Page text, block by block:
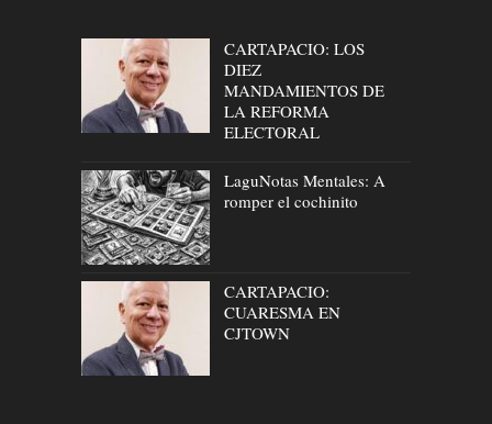
CARTAPACIO: LOS
DIEZ
MANDAMIENTOS DE
LA REFORMA
ELECTORAL
LaguNotas Mentales: A
romper el cochinito
CARTAPACIO:
CUARESMA EN
CJTOWN